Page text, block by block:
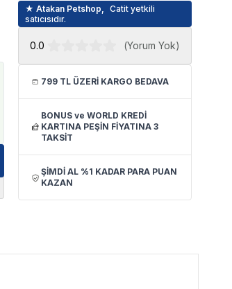
★ Atakan Petshop,
Catit yetkili
satıcısıdır.
0.0 (Yorum Yok)
799 TL ÜZERİ KARGO BEDAVA
BONUS ve WORLD KREDİ
KARTINA PEŞİN FİYATINA 3
TAKSİT
ŞİMDİ AL %1 KADAR PARA PUAN
KAZAN